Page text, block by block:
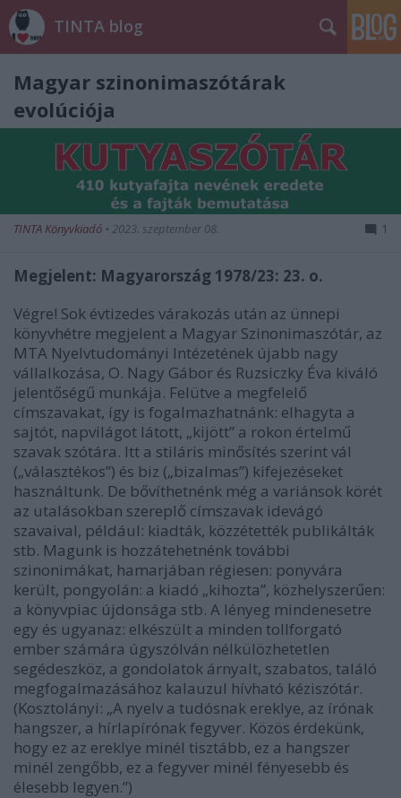
TINTA blog
Magyar szinonimaszótárak
evolúciója
TINTA Könyvkiadó • 2023. szeptember 08. 1
Megjelent: Magyarország 1978/23: 23. o.
Végre! Sok évtizedes várakozás után az ünnepi
könyvhétre megjelent a Magyar Szinonimaszótár, az
MTA Nyelvtudományi Intézetének újabb nagy
vállalkozása, O. Nagy Gábor és Ruzsiczky Éva kiváló
jelentőségű munkája. Felütve a megfelelő
címszavakat, így is fogalmazhatnánk: elhagyta a
sajtót, napvilágot látott, „kijött” a rokon értelmű
szavak szótára. Itt a stiláris minősítés szerint vál
(„választékos”) és biz („bizalmas”) kifejezéseket
használtunk. De bővíthetnénk még a variánsok körét
az utalásokban szereplő címszavak idevágó
szavaival, például: kiadták, közzétették publikálták
stb. Magunk is hozzátehetnénk további
szinonimákat, hamarjában régiesen: ponyvára
került, pongyolán: a kiadó „kihozta”, közhelyszerűen:
a könyvpiac újdonsága stb. A lényeg mindenesetre
egy és ugyanaz: elkészült a minden tollforgató
ember számára úgyszólván nélkülözhetetlen
segédeszköz, a gondolatok árnyalt, szabatos, találó
megfogalmazásához kalauzul hívható kéziszótár.
(Kosztolányi: „A nyelv a tudósnak ereklye, az írónak
hangszer, a hírlapírónak fegyver. Közös érdekünk,
hogy ez az ereklye minél tisztább, ez a hangszer
minél zengőbb, ez a fegyver minél fényesebb és
élesebb legyen.”)